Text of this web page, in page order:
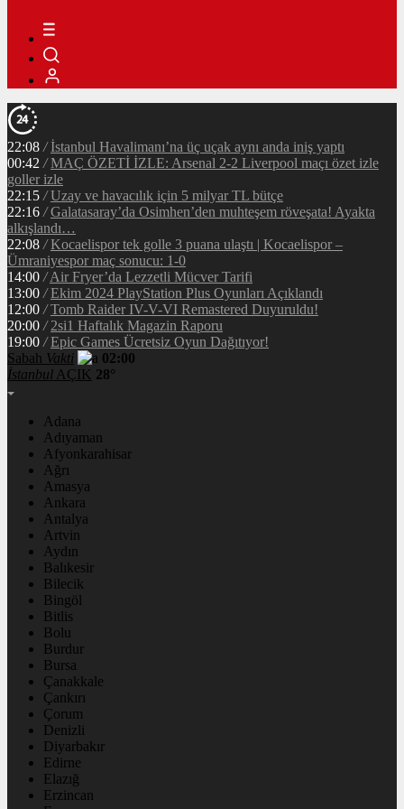
22:08 / İstanbul Havalimanı’na üç uçak aynı anda iniş yaptı
00:42 / MAÇ ÖZETİ İZLE: Arsenal 2-2 Liverpool maçı özet izle
goller izle
22:15 / Uzay ve havacılık için 5 milyar TL bütçe
22:16 / Galatasaray’da Osimhen’den muhteşem röveşata! Ayakta
alkışlandı…
22:08 / Kocaelispor tek golle 3 puana ulaştı | Kocaelispor –
Ümraniyespor maç sonucu: 1-0
14:00 / Air Fryer’da Lezzetli Mücver Tarifi
13:00 / Ekim 2024 PlayStation Plus Oyunları Açıklandı
12:00 / Tomb Raider IV-V-VI Remastered Duyuruldu!
20:00 / 2si1 Haftalık Magazin Raporu
19:00 / Epic Games Ücretsiz Oyun Dağıtıyor!
Sabah Vakti
02:00
İstanbul AÇIK 28°
Adana
Adıyaman
Afyonkarahisar
Ağrı
Amasya
Ankara
Antalya
Artvin
Aydın
Balıkesir
Bilecik
Bingöl
Bitlis
Bolu
Burdur
Bursa
Çanakkale
Çankırı
Çorum
Denizli
Diyarbakır
Edirne
Elazığ
Erzincan